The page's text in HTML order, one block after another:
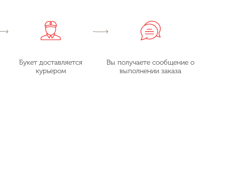
Букет доставляется
курьером
Вы получаете сообщение о
выполнении заказа